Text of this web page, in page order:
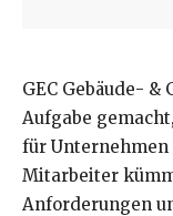
GEC Gebäude-
Aufgabe
für
Mitarbeiter
Anforderungen